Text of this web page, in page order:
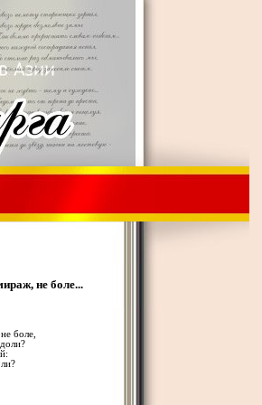
не боле...
боле,